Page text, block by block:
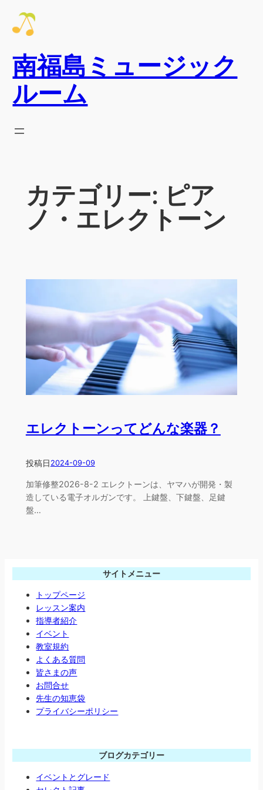
容
ス
プ
南福島ミュージック
ルーム
カテゴリー: ピア
ノ・エレクトーン
エレクトーンってどんな楽器？
投稿日 2024-09-09
加筆修整2026-8-2 エレクトーンは、ヤマハが開発・製
造している電子オルガンです。 上鍵盤、下鍵盤、足鍵
盤…
サイトメニュー
トップページ
レッスン案内
指導者紹介
イベント
教室規約
よくある質問
皆さまの声
お問合せ
先生の知恵袋
プライバシーポリシー
ブログカテゴリー
イベントとグレード